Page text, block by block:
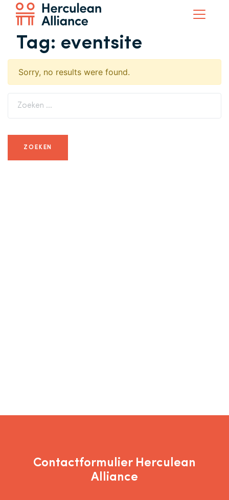
Tag: eventsite
Sorry, no results were found.
Contactformulier Herculean
Alliance